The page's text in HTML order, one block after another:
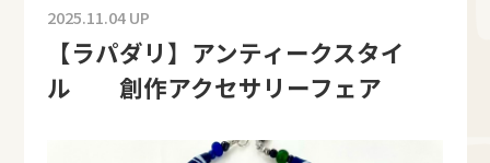
2025.11.04 UP
【ラパダリ】アンティークスタイ
ル 創作アクセサリーフェア